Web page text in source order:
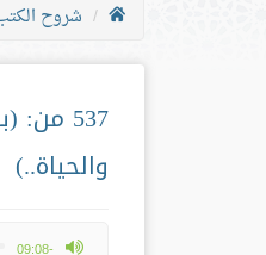
شروح
537
والحياة..)